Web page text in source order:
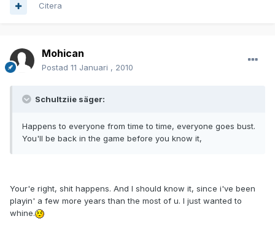
Citera
Mohican
Postad 11 Januari , 2010
Schultziie säger:
Happens to everyone from time to time, everyone goes bust.
You'll be back in the game before you know it,
Your'e right, shit happens. And I should know it, since i've been
playin' a few more years than the most of u. I just wanted to
whine.